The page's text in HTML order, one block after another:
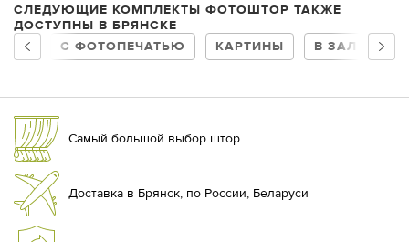
СЛЕДУЮЩИЕ КОМПЛЕКТЫ ФОТОШТОР ТАКЖЕ
ДОСТУПНЫ В БРЯНСКЕ
С ФОТОПЕЧАТЬЮ
КАРТИНЫ В ЗАЛ
Самый большой выбор штор
Доставка в Брянск, по России, Беларуси